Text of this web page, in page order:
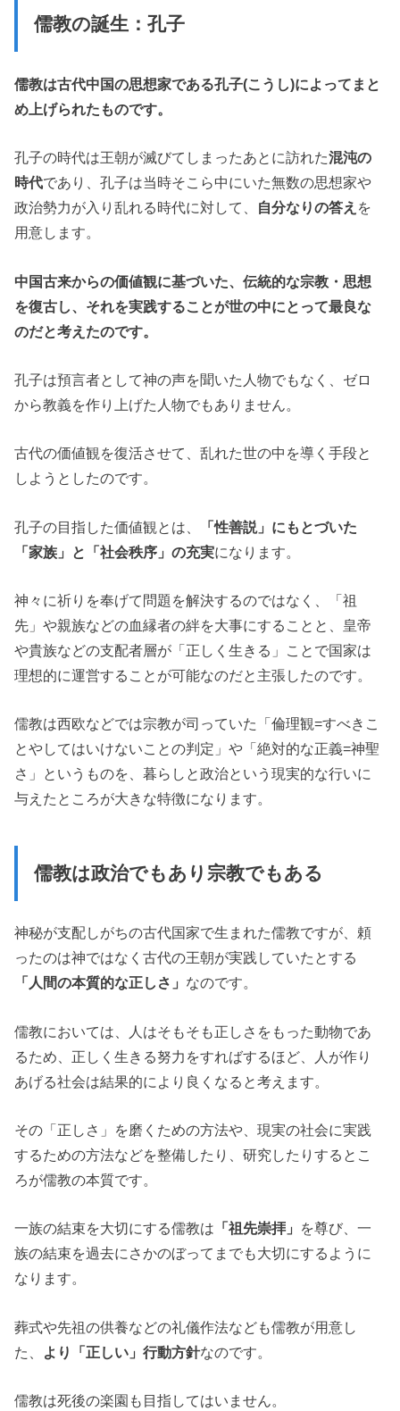
儒教の誕生：孔子
儒教は古代中国の思想家である孔子(こうし)によってまと
め上げられたものです。
孔子の時代は王朝が滅びてしまったあとに訪れた混沌の
時代であり、孔子は当時そこら中にいた無数の思想家や
政治勢力が入り乱れる時代に対して、 自分なりの答え を
用意します。
中国古来からの価値観に基づいた、伝統的な宗教・思想
を復古し、それを実践することが世の中にとって最良な
のだと考えたのです。
孔子は預言者として神の声を聞いた人物でもなく、ゼロ
から教義を作り上げた人物でもありません。
古代の価値観を復活させて、乱れた世の中を導く手段と
しようとしたのです。
孔子の目指した価値観とは、
「性善説」にもとづいた
「家族」と「社会秩序」の充実になります。
神々に祈りを奉げて問題を解決するのではなく、「祖
先」や親族などの血縁者の絆を大事にすることと、皇帝
や貴族などの支配者層が「正しく生きる」ことで国家は
理想的に運営することが可能なのだと主張したのです。
儒教は西欧などでは宗教が司っていた「倫理観=すべきこ
とやしてはいけないことの判定」や「絶対的な正義=神聖
さ」というものを、暮らしと政治という現実的な行いに
与えたところが大きな特徴になります。
儒教は政治でもあり宗教でもある
神秘が支配しがちの古代国家で生まれた儒教ですが、頼
ったのは神ではなく古代の王朝が実践していたとする
「人間の本質的な正しさ」 なのです。
儒教においては、人はそもそも正しさをもった動物であ
るため、正しく生きる努力をすればするほど、人が作り
あげる社会は結果的により良くなると考えます。
その「正しさ」を磨くための方法や、現実の社会に実践
するための方法などを整備したり、研究したりするとこ
ろが儒教の本質です。
一族の結束を大切にする儒教は 「祖先崇拝」 を尊び、一
族の結束を過去にさかのぼってまでも大切にするように
なります。
葬式や先祖の供養などの礼儀作法なども儒教が用意し
た、 より「正しい」行動方針なのです。
儒教は死後の楽園も目指してはいません。